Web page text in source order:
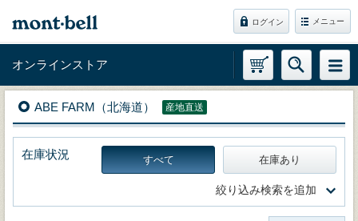
ログイン メニュー
オンラインストア
ABE FARM（北海道） 産地直送
在庫状況 すべて 在庫あり
絞り込み検索を追加